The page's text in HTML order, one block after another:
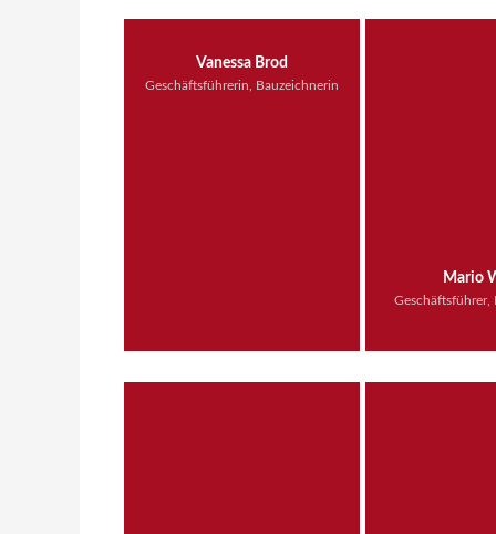
Vanessa Brod
Geschäftsführerin, Bauzeichnerin
Mario
Geschäftsführer,